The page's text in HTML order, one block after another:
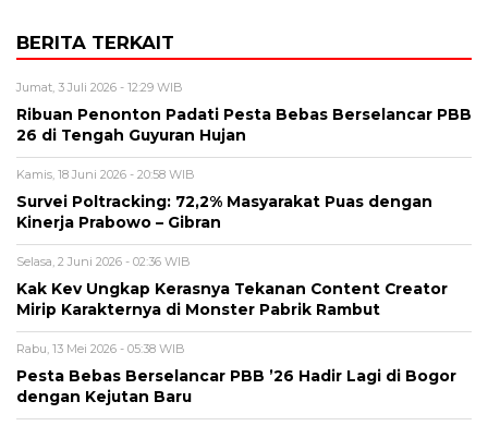
BERITA TERKAIT
Jumat, 3 Juli 2026 - 12:29 WIB
Ribuan Penonton Padati Pesta Bebas Berselancar PBB
26 di Tengah Guyuran Hujan
Kamis, 18 Juni 2026 - 20:58 WIB
Survei Poltracking: 72,2% Masyarakat Puas dengan
Kinerja Prabowo – Gibran
Selasa, 2 Juni 2026 - 02:36 WIB
Kak Kev Ungkap Kerasnya Tekanan Content Creator
Mirip Karakternya di Monster Pabrik Rambut
Rabu, 13 Mei 2026 - 05:38 WIB
Pesta Bebas Berselancar PBB ’26 Hadir Lagi di Bogor
dengan Kejutan Baru